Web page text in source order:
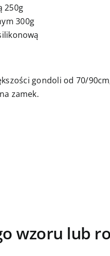
250g
300g
gondoli od 70/
zamek.
wzoru lub